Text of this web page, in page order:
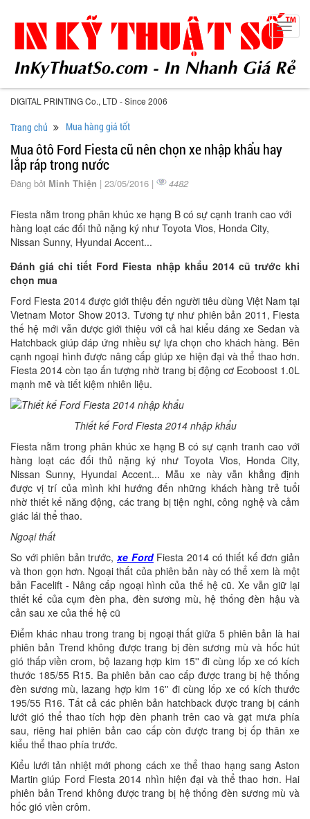
DIGITAL PRINTING Co., LTD - Since 2006
Trang chủ Mua hàng giá tốt
Mua ôtô Ford Fiesta cũ nên chọn xe nhập khẩu hay
lắp ráp trong nước
Đăng bởi Minh Thiện | 23/05/2016 | 4482
Fiesta nằm trong phân khúc xe hạng B có sự cạnh tranh cao với
hàng loạt các đối thủ nặng ký như Toyota Vios, Honda City,
Nissan Sunny, Hyundai Accent...
Đánh giá chi tiết Ford Fiesta nhập khẩu 2014 cũ trước khi
chọn mua
Ford Fiesta 2014 được giới thiệu đến người tiêu dùng Việt Nam tại
Vietnam Motor Show 2013. Tương tự như phiên bản 2011, Fiesta
thế hệ mới vẫn được giới thiệu với cả hai kiểu dáng xe Sedan và
Hatchback giúp đáp ứng nhiều sự lựa chọn cho khách hàng. Bên
cạnh ngoại hình được nâng cấp giúp xe hiện đại và thể thao hơn.
Fiesta 2014 còn tạo ấn tượng nhờ trang bị động cơ Ecoboost 1.0L
mạnh mẽ và tiết kiệm nhiên liệu.
Thiết kế Ford Fiesta 2014 nhập khẩu
Fiesta nằm trong phân khúc xe hạng B có sự cạnh tranh cao với
hàng loạt các đối thủ nặng ký như Toyota Vios, Honda City,
Nissan Sunny, Hyundai Accent... Mẫu xe này vẫn khẳng định
được vị trí của mình khi hướng đến những khách hàng trẻ tuổi
nhờ thiết kế năng động, các trang bị tiện nghi, công nghệ và cảm
giác lái thể thao.
Ngoại thất
So với phiên bản trước,xe FordFiesta 2014 có thiết kế đơn giản
và thon gọn hơn. Ngoại thất của phiên bản này có thể xem là một
bản Facelift - Nâng cấp ngoại hình của thế hệ cũ. Xe vẫn giữ lại
thiết kế của cụm đèn pha, đèn sương mù, hệ thống đèn hậu và
cản sau xe của thế hệ cũ
Điểm khác nhau trong trang bị ngoại thất giữa 5 phiên bản là hai
phiên bản Trend không được trang bị đèn sương mù và hốc hút
gió thấp viền crom, bộ lazang hợp kim 15'' đi cùng lốp xe có kích
thước 185/55 R15. Ba phiên bản cao cấp được trang bị hệ thống
đèn sương mù, lazang hợp kim 16'' đi cùng lốp xe có kích thước
195/55 R16. Tất cả các phiên bản hatchback được trang bị cánh
lướt gió thể thao tích hợp đèn phanh trên cao và gạt mưa phía
sau, riêng hai phiên bản cao cấp còn được trang bị ốp thân xe
kiểu thể thao phía trước.
Kiểu lưới tản nhiệt mới phong cách xe thể thao hạng sang Aston
Martin giúp Ford Fiesta 2014 nhìn hiện đại và thể thao hơn. Hai
phiên bản Trend không được trang bị hệ thống đèn sương mù và
hốc gió viền crôm.